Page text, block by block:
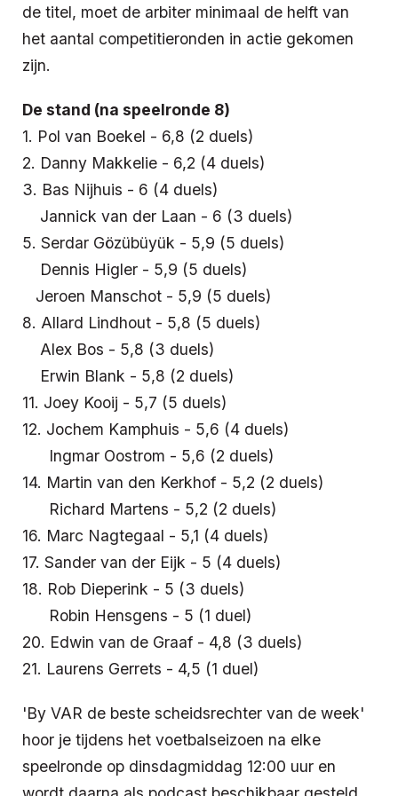
de titel, moet de arbiter minimaal de helft van
het aantal competitieronden in actie gekomen
zijn.
De stand (na speelronde 8)
1. Pol van Boekel - 6,8 (2 duels)
2. Danny Makkelie - 6,2 (4 duels)
3. Bas Nijhuis - 6 (4 duels)
Jannick van der Laan - 6 (3 duels)
5. Serdar Gözübüyük - 5,9 (5 duels)
Dennis Higler - 5,9 (5 duels)
Jeroen Manschot - 5,9 (5 duels)
8. Allard Lindhout - 5,8 (5 duels)
Alex Bos - 5,8 (3 duels)
Erwin Blank - 5,8 (2 duels)
11. Joey Kooij - 5,7 (5 duels)
12. Jochem Kamphuis - 5,6 (4 duels)
Ingmar Oostrom - 5,6 (2 duels)
14. Martin van den Kerkhof - 5,2 (2 duels)
Richard Martens - 5,2 (2 duels)
16. Marc Nagtegaal - 5,1 (4 duels)
17. Sander van der Eijk - 5 (4 duels)
18. Rob Dieperink - 5 (3 duels)
Robin Hensgens - 5 (1 duel)
20. Edwin van de Graaf - 4,8 (3 duels)
21. Laurens Gerrets - 4,5 (1 duel)
'By VAR de beste scheidsrechter van de week'
hoor je tijdens het voetbalseizoen na elke
speelronde op dinsdagmiddag 12:00 uur en